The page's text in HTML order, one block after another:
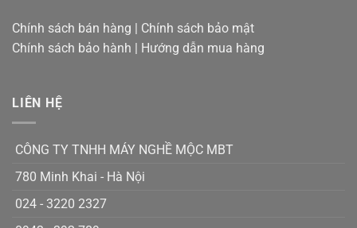
dụng
chỉ
làm
Chính sách bán hàng | Chính sách bảo mật
Chính sách bảo hành | Hướng dẫn mua hàng
LIÊN HỆ
CÔNG TY TNHH MÁY NGHỀ MỘC MBT
780 Minh Khai - Hà Nội
024 - 3220 2327